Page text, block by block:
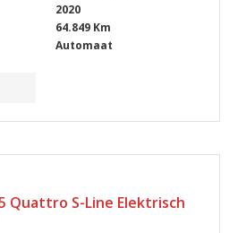
2020
64.849 Km
Automaat
Quattro S-Line Elektrisch